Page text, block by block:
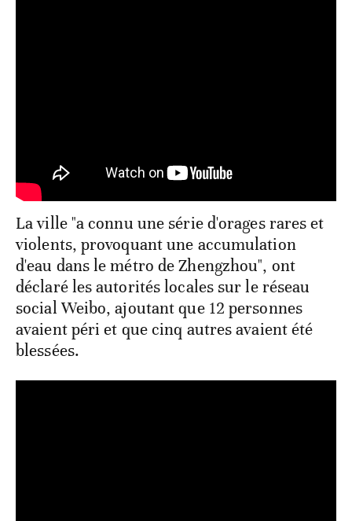
La ville "a connu une série d'orages rares et
violents, provoquant une accumulation
d'eau dans le métro de Zhengzhou", ont
déclaré les autorités locales sur le réseau
social Weibo, ajoutant que 12 personnes
avaient péri et que cinq autres avaient été
blessées.